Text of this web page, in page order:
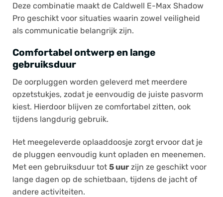
Deze combinatie maakt de Caldwell E-Max Shadow
Pro geschikt voor situaties waarin zowel veiligheid
als communicatie belangrijk zijn.
Comfortabel ontwerp en lange
gebruiksduur
De oorpluggen worden geleverd met meerdere
opzetstukjes, zodat je eenvoudig de juiste pasvorm
kiest. Hierdoor blijven ze comfortabel zitten, ook
tijdens langdurig gebruik.
Het meegeleverde oplaaddoosje zorgt ervoor dat je
de pluggen eenvoudig kunt opladen en meenemen.
Met een gebruiksduur tot 5 uur zijn ze geschikt voor
lange dagen op de schietbaan, tijdens de jacht of
andere activiteiten.